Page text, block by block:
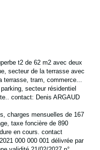
t2 de 62 m2 avec deux
secteur de la terrasse avec
terrasse, tram, commerce...
secteur résidentiel
contact: Denis ARGAUD
charges mensuelles de 167
taxe foncière de 890
en cours. contact
000 000 001 délivrée par